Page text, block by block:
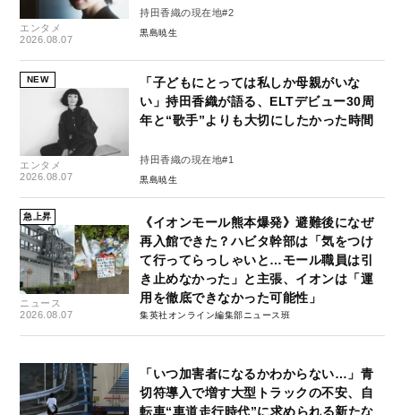
エンタメ
2026.08.07
持田香織の現在地#2
黒島暁生
NEW
エンタメ
2026.08.07
「子どもにとっては私しか母親がいな
い」持田香織が語る、ELTデビュー30周
年と“歌手”よりも大切にしたかった時間
持田香織の現在地#1
黒島暁生
急上昇
ニュース
2026.08.07
《イオンモール熊本爆発》避難後になぜ
再入館できた？ハビタ幹部は「気をつけ
て行ってらっしゃいと…モール職員は引
き止めなかった」と主張、イオンは「運
用を徹底できなかった可能性」
集英社オンライン編集部ニュース班
「いつ加害者になるかわからない…」青
切符導入で増す大型トラックの不安、自
転車“車道走行時代”に求められる新たな